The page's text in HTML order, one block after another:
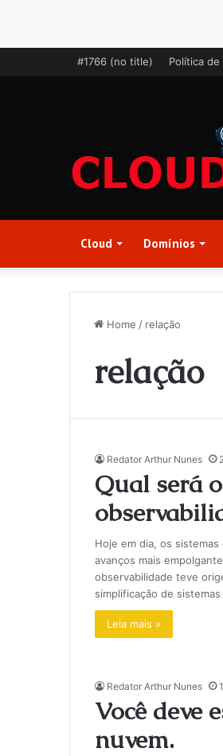
#1766 (no title) Política de
Cloud Domínios
Home / relação
relação
Redator Arthur Nunes
Qual será
Hoje em dia, os
avanços mais
observabilidade teve
simplificação de
Leia mais »
Redator Arthur Nunes
Você deve
nuvem.